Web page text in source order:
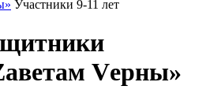
Участники 9-11 лет
Vерны»